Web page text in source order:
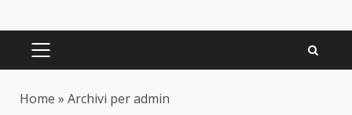
PRIMARY
Home » Archivi per admin